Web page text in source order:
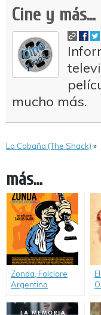
Cine y más...
mucho más.
La Cabaña (The Shack) »
más...
Zonda, Folclore
Argentino